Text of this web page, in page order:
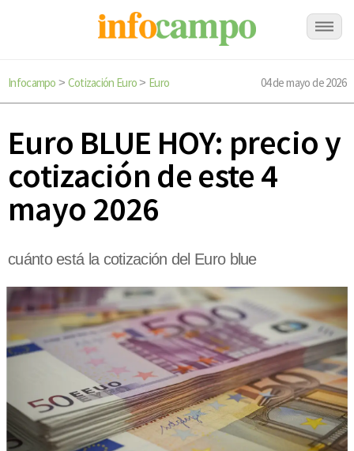
Infocampo > Cotización Euro> Euro 04 de mayo de 2026
Euro BLUE HOY: precio y
cotización de este 4
mayo 2026
cuánto está la cotización del Euro blue